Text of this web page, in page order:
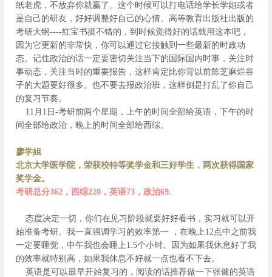
纸老虎，不放弃你就赢了。这个时候可以打电话给学长学姐或者
是自己的研友，好好调整好自己的心情。高等教育出版社出版的
考研大纲----红宝书挺不错的，到时候觉得好的话就用这本吧，
因为它更新的非常快，你可以通过它接触到一些最新的时政动
态。记住政治的话一定要密切关注当下的国际国内时事，关注时
事动态，关注当时的重要报告，这样肯定比你背以前陈芝麻烂谷
子的大题要好很多。也不要去报政治班，这样倒是打乱了你自己
的复习节奏。
11月1日-考研前两个星期，上午的时间全部给英语，下午的时
间全部给政治，晚上的时间全部给西综。
廖学姐
北京大学医学院，荣获校特等奖学金和三好学生，两次获得国家
奖学金。
考研总分362，西综220，英语73，政治69.
态度决定一切，你们在见习阶段就要好好看书，实习就可以开
始准备考研。我一直强调学习的效率第一 ，在晚上12点中之前我
一定要睡觉，中午我也会睡上1.5个小时。因为如果我休息好了我
的效率就特别高，如果我休息不好就一点也看不下去。
英语是可以最早开始复习的，阅读的话推荐做一下张健的英语